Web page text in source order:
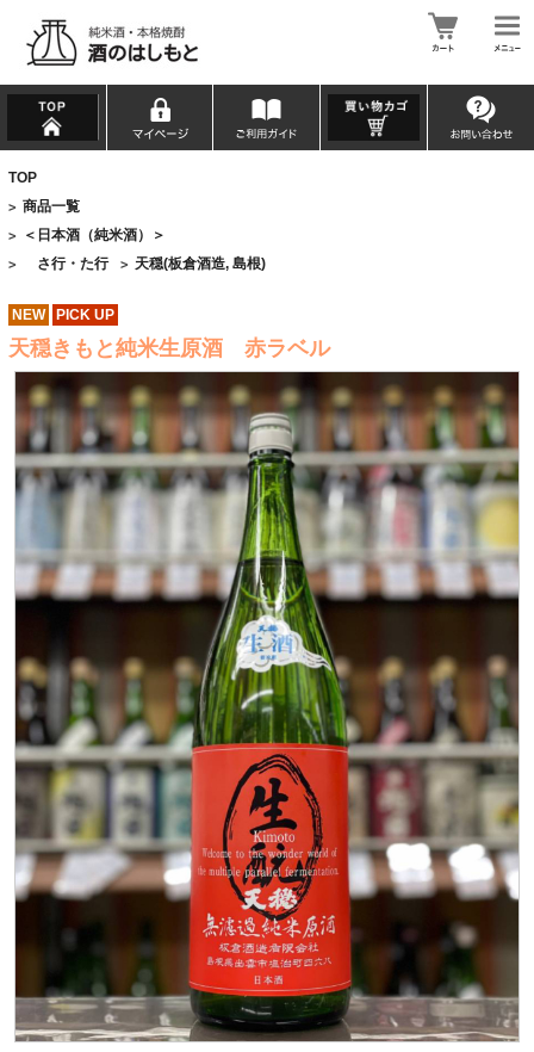
TOP
> 商品一覧
> ＜日本酒（純米酒）＞
> さ行・た行 > 天穏(板倉酒造, 島根)
NEW PICK UP
天穏きもと純米生原酒 赤ラベル